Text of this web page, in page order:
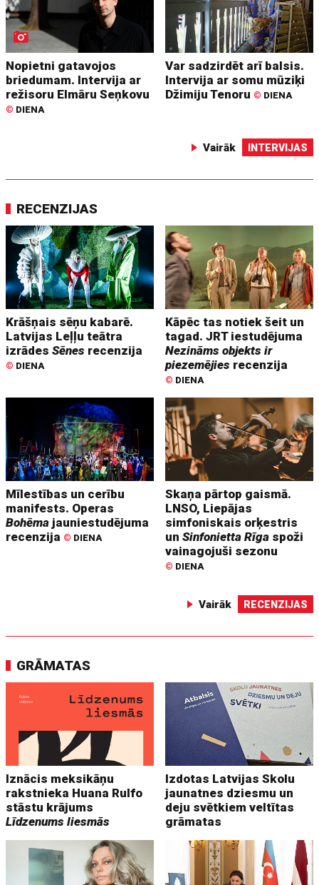
Nopietni gatavojos
briedumam. Intervija ar
režisoru Elmāru Seņkovu
© DIENA
Var sadzirdēt arī balsis.
Intervija ar somu mūziķi
Džimiju Tenoru © DIENA
Vairāk INTERVIJAS
RECENZIJAS
Krāšņais sēņu kabarē.
Latvijas Leļļu teātra
izrādesSēnes recenzija
© DIENA
Kāpēc tas notiek šeit un
tagad. JRT iestudējuma
Nezināms objekts ir
piezemējies recenzija
© DIENA
Mīlestības un cerību
manifests. Operas
Bohēma jauniestudējuma
recenzija © DIENA
Skaņa pārtop gaismā.
LNSO, Liepājas
simfoniskais orķestris
unSinfonietta Rīga spoži
vainagojuši sezonu
© DIENA
Vairāk RECENZIJAS
GRĀMATAS
Iznācis meksikāņu
rakstnieka Huana Rulfo
stāstu krājums
Līdzenums liesmās
Izdotas Latvijas Skolu
jaunatnes dziesmu un
deju svētkiem veltītas
grāmatas